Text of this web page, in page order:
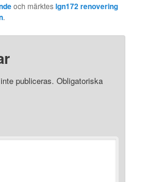
och märkteslgn172 renovering
.
publiceras. Obligatoriska